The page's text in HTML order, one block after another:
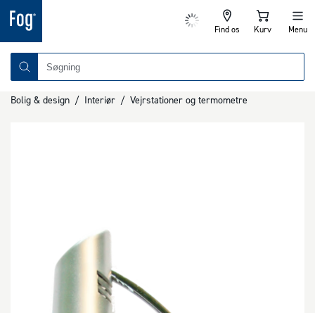
Find os Kurv Menu
Bolig & design / Interiør / Vejrstationer og termometre